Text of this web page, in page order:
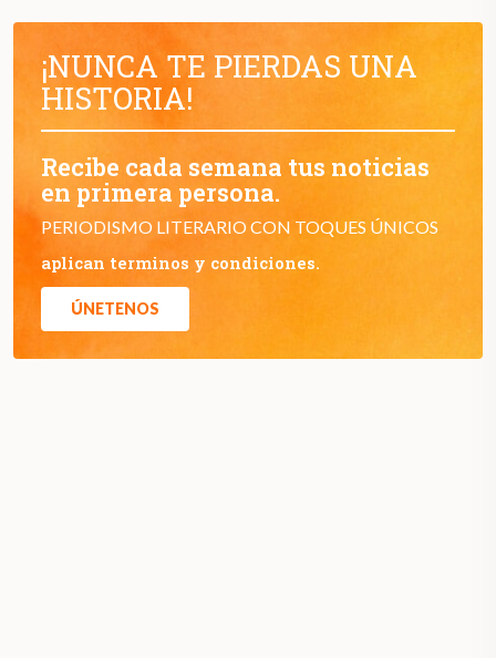
¡NUNCA TE PIERDAS UNA
HISTORIA!
Recibe cada semana tus noticias
en primera persona.
PERIODISMO LITERARIO CON TOQUES ÚNICOS
aplican terminos y condiciones.
ÚNETENOS